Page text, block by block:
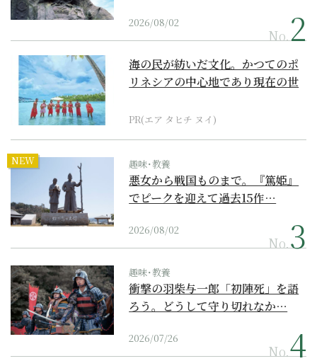
2026/08/02
No.
海の民が紡いだ文化。かつてのポ
リネシアの中心地であり現在の世
PR(エア タヒチ ヌイ)
NEW 趣味･教養
悪女から戦国ものまで。『篤姫』
でピークを迎えて過去15作…
2026/08/02
No.
趣味･教養
衝撃の羽柴与一郎「初陣死」を語
ろう。どうして守り切れなか…
2026/07/26
No.